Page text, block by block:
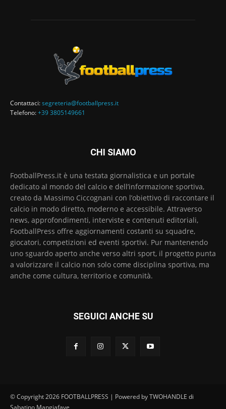
Contattaci:segreteria@footballpress.it
Telefono:+39 3805149661
CHI SIAMO
FootballPress.it è una testata giornalistica e un portale
dedicato al mondo del calcio e dell’informazione sportiva,
creato da Massimo Ciccognani con l’obiettivo di raccontare il
calcio in modo diretto, moderno e accessibile. Attraverso
news, approfondimenti, interviste e contenuti editoriali,
FootballPress offre aggiornamenti costanti su squadre,
giocatori, competizioni ed eventi sportivi. Pur mantenendo
uno sguardo aperto anche verso altri sport, il progetto punta
a valorizzare il calcio non solo come disciplina sportiva, ma
anche come cultura, territorio e comunità.
SEGUICI ANCHE SU
© Copyright 2026 FOOTBALLPRESS | Powered by TWOHANDLE di
Sabatino Mangiafave